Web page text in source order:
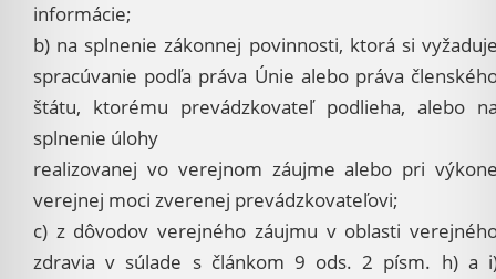
informácie;
b) na splnenie zákonnej povinnosti, ktorá si
spracúvanie podľa práva Únie alebo práva
štátu, ktorému prevádzkovateľ podlieha, alebo
splnenie úlohy
realizovanej vo verejnom záujme alebo pri
verejnej moci zverenej prevádzkovateľovi;
c) z dôvodov verejného záujmu v oblasti
zdravia v súlade s článkom 9 ods. 2 písm. h) a